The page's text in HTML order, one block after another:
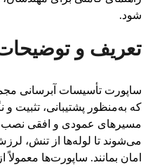
شود.
تعریف و توضیحات
ساپورت تأسیسات آبرسانی
که به‌منظور پشتیبانی، تثبیت و
مسیرهای عمودی و افقی نصب
می‌شوند تا لوله‌ها از تنش،
امان بمانند. ساپورت‌ها معمولاً